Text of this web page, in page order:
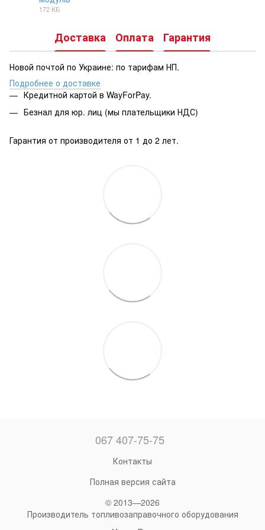
172 КБ
Доставка Оплата Гарантия
Новой почтой по Украине: по тарифам НП.
Подробнее о доставке
Кредитной картой в WayForPay.
Безнал для юр. лиц (мы плательщики НДС)
Гарантия от производителя от 1 до 2 лет.
067 407-75-75
Контакты
Полная версия сайта
© 2013—2026
Производитель топливозаправочного оборудования